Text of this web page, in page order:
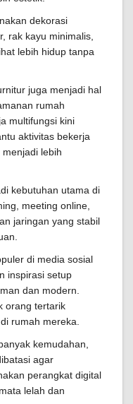
dekorasi
rak kayu minimalis,
lebih hidup tanpa
juga menjadi hal
rumah
multifungsi kini
aktivitas bekerja
lebih
kebutuhan utama di
meeting online,
jaringan yang stabil
di media sosial
inspirasi setup
dan modern.
orang tertarik
rumah mereka.
kemudahan,
agar
perangkat digital
lelah dan